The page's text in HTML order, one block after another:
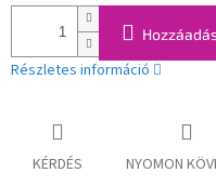
Részletes információ
KÉRDÉS NYOMON